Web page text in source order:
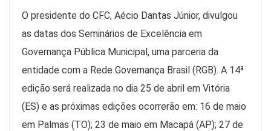
O presidente do CFC, Aécio Dantas Júnior, divulgou
as datas dos Seminários de Excelência em
Governança Pública Municipal, uma parceria da
entidade com a Rede Governança Brasil (RGB). A 14ª
edição será realizada no dia 25 de abril em Vitória
(ES) e as próximas edições ocorrerão em: 16 de maio
em Palmas (TO); 23 de maio em Macapá (AP); 27 de